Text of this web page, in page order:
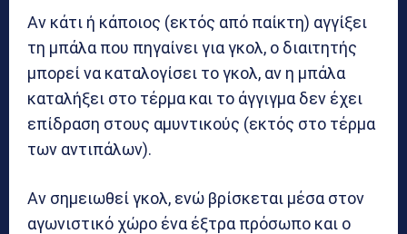
Αν κάτι ή κάποιος (εκτός από παίκτη) αγγίξει
τη μπάλα που πηγαίνει για γκολ, ο διαιτητής
μπορεί να καταλογίσει το γκολ, αν η μπάλα
καταλήξει στο τέρμα και το άγγιγμα δεν έχει
επίδραση στους αμυντικούς (εκτός στο τέρμα
των αντιπάλων).
Αν σημειωθεί γκολ, ενώ βρίσκεται μέσα στον
αγωνιστικό χώρο ένα έξτρα πρόσωπο και ο